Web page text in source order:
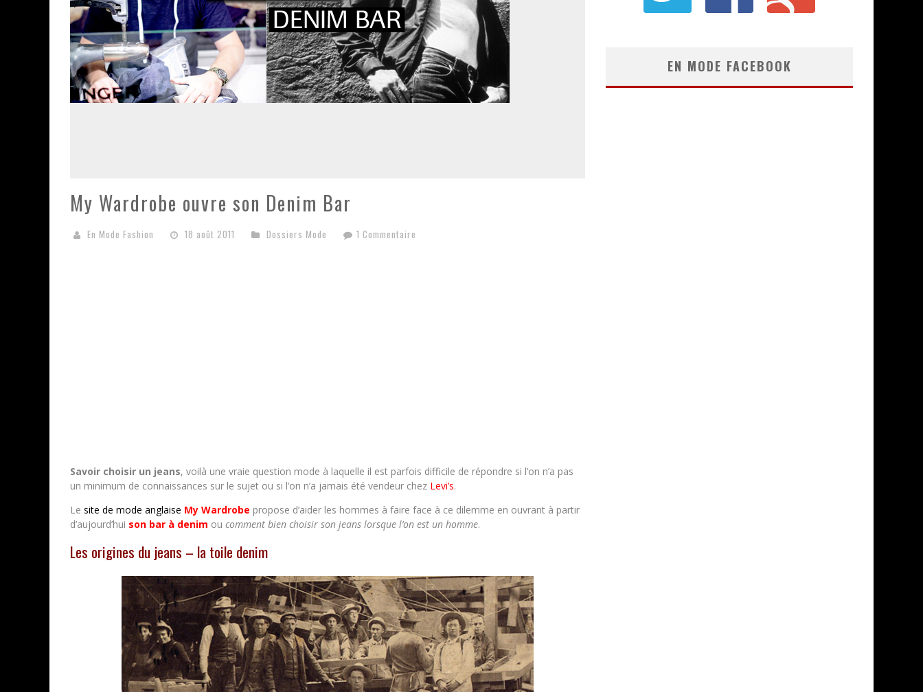
My Wardrobe ouvre son Denim Bar
En Mode Fashion 18 août 2011 Dossiers Mode 1 Commentaire
Savoir choisir un jeans, voilà une vraie question mode à laquelle il est parfois difficile de répondre si l’on n’a pas
un minimum de connaissances sur le sujet ou si l’on n’a jamais été vendeur chez Levi’s.
Le site de mode anglaise My Wardrobe propose d’aider les hommes à faire face à ce dilemme en ouvrant à partir
d’aujourd’hui son bar à denim ou comment bien choisir son jeans lorsque l’on est un homme.
Les origines du jeans – la toile denim
EN MODE FACEBOOK